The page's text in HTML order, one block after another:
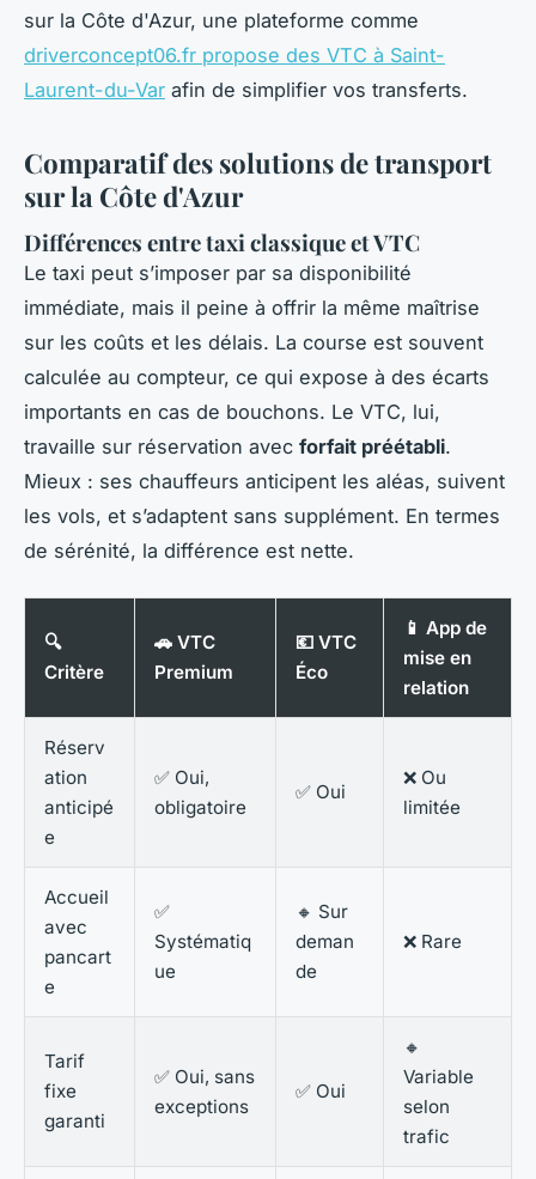
sur la Côte d'Azur, une plateforme comme
driverconcept06.fr propose des VTC à Saint-
Laurent-du-Var afin de simplifier vos transferts.
Comparatif des solutions de transport
sur la Côte d'Azur
Différences entre taxi classique et VTC
Le taxi peut s’imposer par sa disponibilité
immédiate, mais il peine à offrir la même maîtrise
sur les coûts et les délais. La course est souvent
calculée au compteur, ce qui expose à des écarts
importants en cas de bouchons. Le VTC, lui,
travaille sur réservation avec forfait préétabli.
Mieux : ses chauffeurs anticipent les aléas, suivent
les vols, et s’adaptent sans supplément. En termes
de sérénité, la différence est nette.
🔍
Critère
🚗 VTC
Premium
💶 VTC
Éco
📱 App de
mise en
relation
Réserv
ation
anticipé
e
✅ Oui,
obligatoire
✅ Oui
❌ Ou
limitée
Accueil
avec
pancart
e
✅
Systématiq
ue
🔸 Sur
deman
de
❌ Rare
Tarif
fixe
garanti
✅ Oui, sans
exceptions
✅ Oui
🔸
Variable
selon
trafic